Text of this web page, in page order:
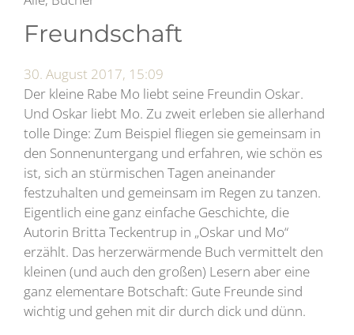
Freundschaft
30. August 2017, 15:09
Der kleine Rabe Mo liebt seine Freundin Oskar.
Und Oskar liebt Mo. Zu zweit erleben sie allerhand
tolle Dinge: Zum Beispiel fliegen sie gemeinsam in
den Sonnenuntergang und erfahren, wie schön es
ist, sich an stürmischen Tagen aneinander
festzuhalten und gemeinsam im Regen zu tanzen.
Eigentlich eine ganz einfache Geschichte, die
Autorin Britta Teckentrup in „Oskar und Mo“
erzählt. Das herzerwärmende Buch vermittelt den
kleinen (und auch den großen) Lesern aber eine
ganz elementare Botschaft: Gute Freunde sind
wichtig und gehen mit dir durch dick und dünn.